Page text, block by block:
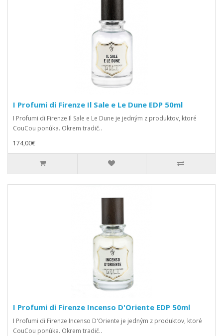
I Profumi di Firenze Il Sale e Le Dune EDP 50ml
I Profumi di Firenze Il Sale e Le Dune je jedným z produktov, ktoré
CouCou ponúka. Okrem tradič..
174,00€
I Profumi di Firenze Incenso D'Oriente EDP 50ml
I Profumi di Firenze Incenso D'Oriente je jedným z produktov, ktoré
CouCou ponúka. Okrem tradič..